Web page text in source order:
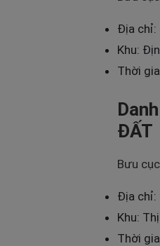
Địa chỉ:
Khu:
Thời
ĐẤT
Bưu
Địa chỉ:
Khu:
Thời